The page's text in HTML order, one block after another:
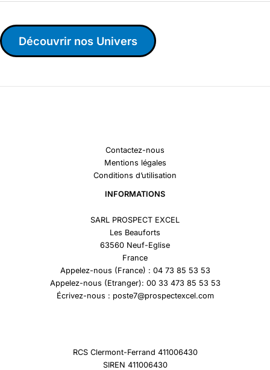
Découvrir nos Univers
Contactez-nous
Mentions légales
Conditions d’utilisation
INFORMATIONS
SARL PROSPECT EXCEL
Les Beauforts
63560 Neuf-Eglise
France
Appelez-nous (France) : 04 73 85 53 53
Appelez-nous (Etranger): 00 33 473 85 53 53
Écrivez-nous : poste7@prospectexcel.com
RCS Clermont-Ferrand 411006430
SIREN 411006430